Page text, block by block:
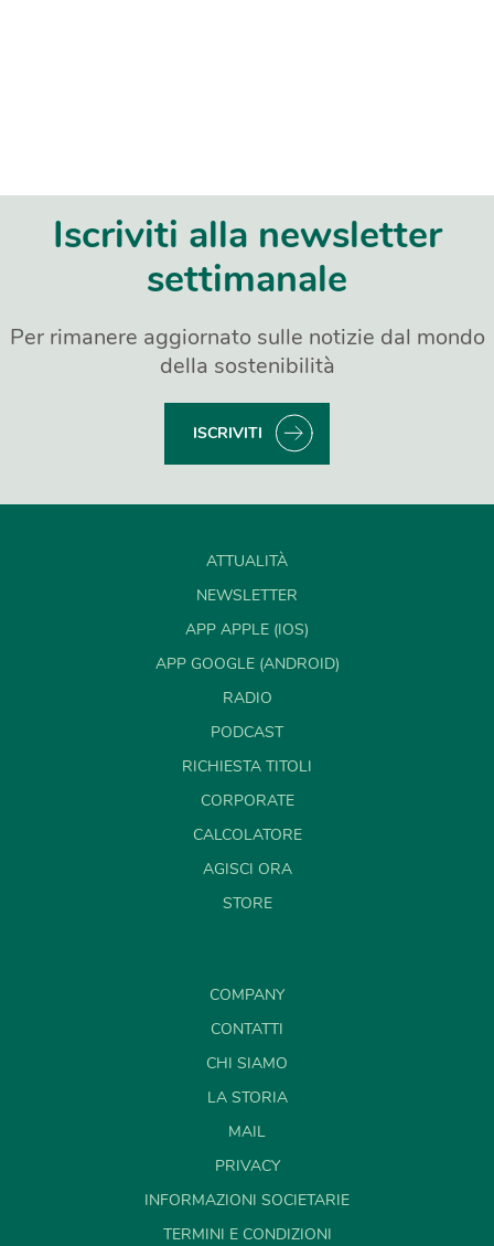
Iscriviti alla newsletter
settimanale
Per rimanere aggiornato sulle notizie dal mondo
della sostenibilità
ISCRIVITI
ATTUALITÀ
NEWSLETTER
APP APPLE (IOS)
APP GOOGLE (ANDROID)
RADIO
PODCAST
RICHIESTA TITOLI
CORPORATE
CALCOLATORE
AGISCI ORA
STORE
COMPANY
CONTATTI
CHI SIAMO
LA STORIA
MAIL
PRIVACY
INFORMAZIONI SOCIETARIE
TERMINI E CONDIZIONI